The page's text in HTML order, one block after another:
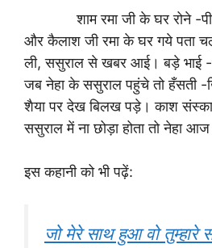
शाम रमा जी के घर रोने -
और कैलाश जी रमा के घर गये पता
ली, ससुराल से खबर आई। बड़े भाई
जब नेहा के ससुराल पहुंचे तो हँसती -
शैया पर देख बिलख पड़े। काश
ससुराल में ना छोड़ा होता तो नेहा आज
इस कहानी को भी पढ़ें:
जो मेरे साथ हुआ वो तुम्हारे